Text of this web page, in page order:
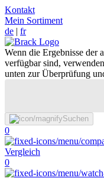
Kontakt
Mein Sortiment
de | fr
Wenn die Ergebnisse der
verfügbar sind,
unten zur Überprüfung
Suchen
0
Vergleich
0